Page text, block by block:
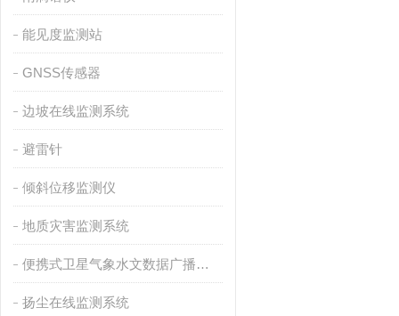
能见度监测站
GNSS传感器
边坡在线监测系统
避雷针
倾斜位移监测仪
地质灾害监测系统
便携式卫星气象水文数据广播接收设备
扬尘在线监测系统